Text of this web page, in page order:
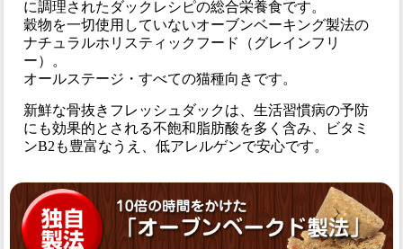
に調理されたダックレシピの総合栄養食です。
穀物を一切使用していないオーブンベーキング製法の
ナチュラルホリスティックフード（グレインフリ
ー）。
オールステージ・すべての猫種向きです。
新鮮な骨抜きフレッシュダックは、生活習慣病の予防
にも効果的とされる不飽和脂肪酸を多く含み、ビタミ
ンB2も豊富なうえ、低アレルゲンで安心です。